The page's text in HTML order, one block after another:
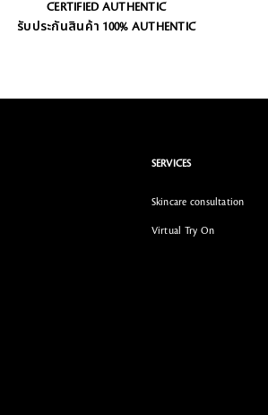
CERTIFIED AUTHENTIC
รับประกันสินค้า 100% AUTHENTIC
SERVICES
Skincare consultation
Virtual Try On